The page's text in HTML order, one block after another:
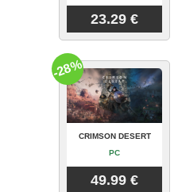
23.29 €
CRIMSON DESERT
PC
49.99 €
-28%